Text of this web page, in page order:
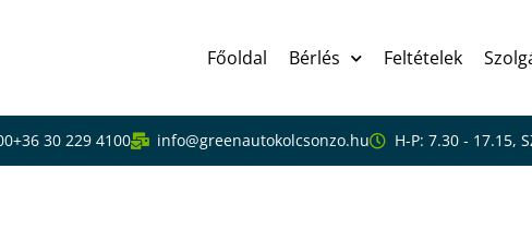
Főoldal Bérlés Feltételek
+36 30 229 4100 info@greenautokolcsonzo.hu H-P: 7.30 - 17.15,